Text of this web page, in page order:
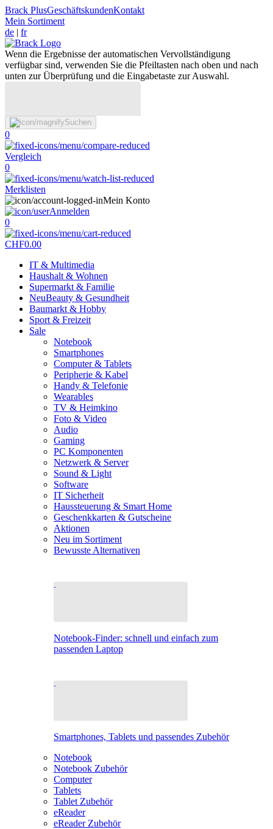
Brack PlusGeschäftskundenKontakt
Mein Sortiment
de | fr
Wenn die Ergebnisse der automatischen Vervollständigung
verfügbar sind, verwenden Sie die Pfeiltasten nach oben und nach
unten zur Überprüfung und die Eingabetaste zur Auswahl.
Suchen
0
Vergleich
0
Merklisten
Mein Konto
Anmelden
0
CHF0.00
IT & Multimedia
Haushalt & Wohnen
Supermarkt & Familie
NeuBeauty & Gesundheit
Baumarkt & Hobby
Sport & Freizeit
Sale
Notebook
Smartphones
Computer & Tablets
Peripherie & Kabel
Handy & Telefonie
Wearables
TV & Heimkino
Foto & Video
Audio
Gaming
PC Komponenten
Netzwerk & Server
Sound & Light
Software
IT Sicherheit
Haussteuerung & Smart Home
Geschenkkarten & Gutscheine
Aktionen
Neu im Sortiment
Bewusste Alternativen
Notebook-Finder: schnell und einfach zum
passenden Laptop
Smartphones, Tablets und passendes Zubehör
Notebook
Notebook Zubehör
Computer
Tablets
Tablet Zubehör
eReader
eReader Zubehör